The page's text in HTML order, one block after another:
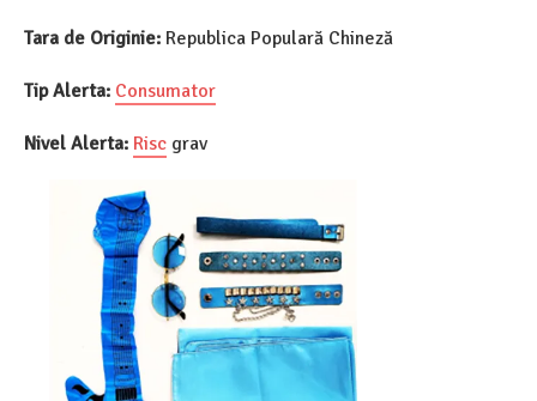
Tara de Originie: Republica Populară Chineză
Tip Alerta: Consumator
Nivel Alerta: Risc grav